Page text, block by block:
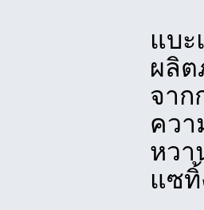
แบะ
ผลิ
จาก
ควา
หวา
แซทิ้